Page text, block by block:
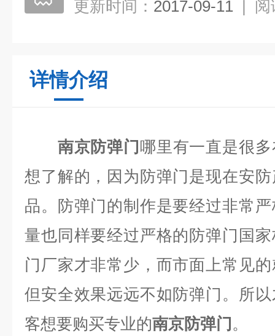
更新时间： 2017-09-11 | 阅
详情介绍
南京防弹门 哪里有一直是很
想了解的，因为防弹门是现在安
品。防弹门的制作是要经过非常
量也同样要经过严格的防弹门国
门厂家才非常少，而市面上常见
但安全效果远远不如防弹门。所
客想要购买专业的南京防弹门 。